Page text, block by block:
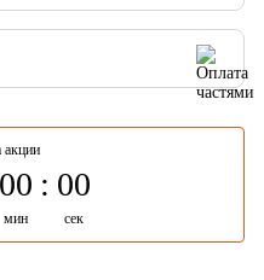
акции
00
мин
00
сек